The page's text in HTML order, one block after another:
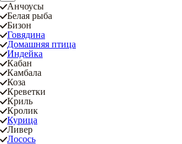
Анчоусы
Белая рыба
Бизон
Говядина
Домашняя птица
Индейка
Кабан
Камбала
Коза
Креветки
Криль
Кролик
Курица
Ливер
Лосось